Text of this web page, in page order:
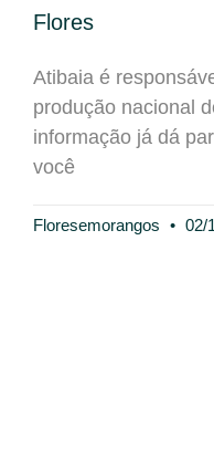
Flores
Atibaia é
produção nacional
informação já dá
você
Floresemorangos 02/